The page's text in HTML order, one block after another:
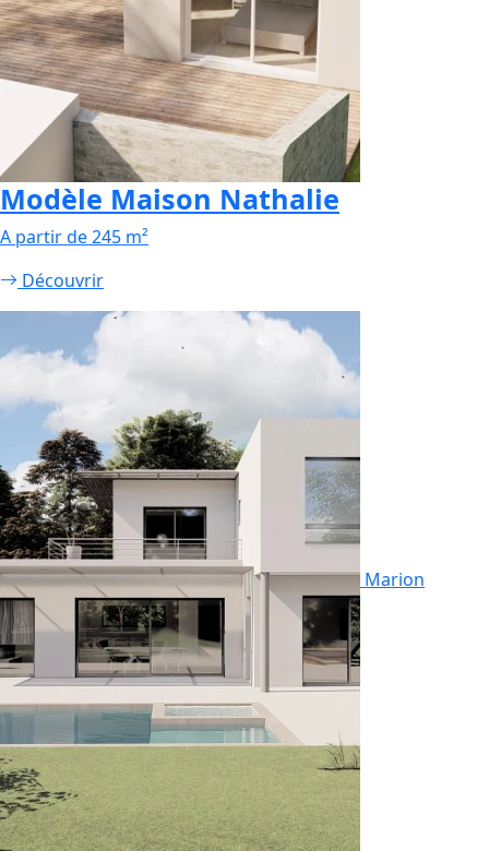
Modèle Maison Nathalie
A partir de 245 m²
Découvrir
Marion